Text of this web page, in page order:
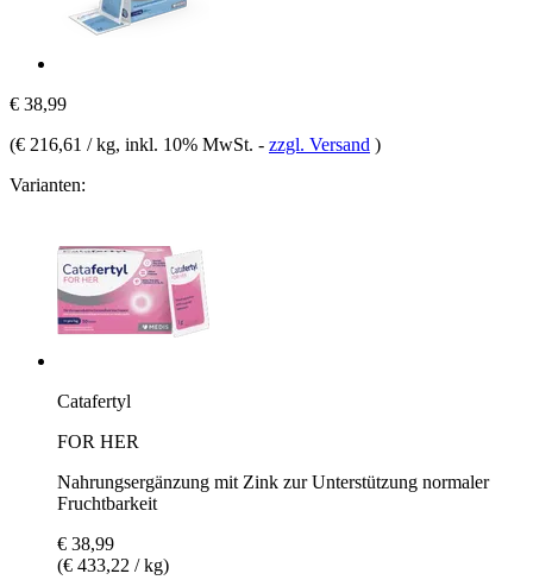
€ 38,99
(€ 216,61 / kg, inkl. 10% MwSt. - zzgl. Versand )
Varianten:
Catafertyl
FOR HER
Nahrungsergänzung mit Zink zur Unterstützung normaler
Fruchtbarkeit
€ 38,99
(€ 433,22 / kg)